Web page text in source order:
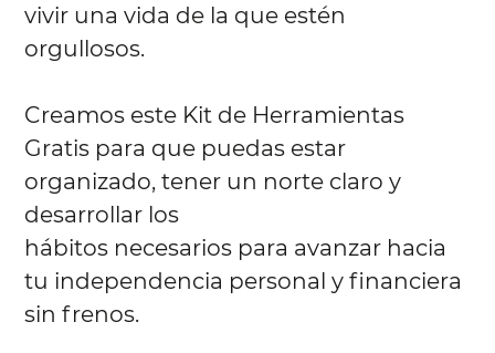
vivir una vida de la que estén
orgullosos.
Creamos este Kit de Herramientas
Gratis para que puedas estar
organizado, tener un norte claro y
desarrollar los
hábitos necesarios para avanzar hacia
tu independencia personal y financiera
sin frenos.